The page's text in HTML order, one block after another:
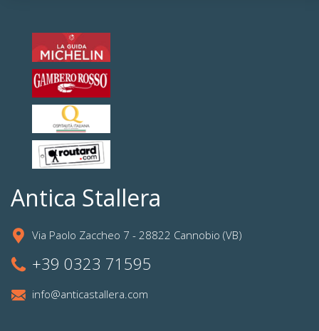
Antica Stallera
Via Paolo Zaccheo 7 - 28822 Cannobio (VB)
+39 0323 71595
info@anticastallera.com